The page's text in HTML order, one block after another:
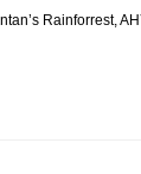
Rainforrest,